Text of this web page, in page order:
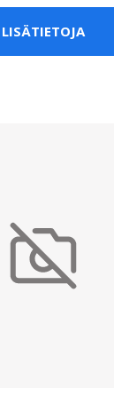
LISÄTIETOJA